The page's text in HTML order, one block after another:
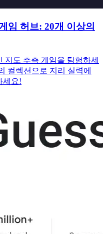
임 허브: 20개 이상의
지도 추측 게임을 탐험하세
컬렉션으로 지리 실력에
세요!